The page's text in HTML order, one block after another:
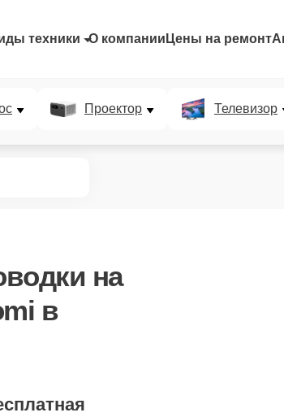
техники О компании Цены на ремонт
Проектор Телевизор
на
в